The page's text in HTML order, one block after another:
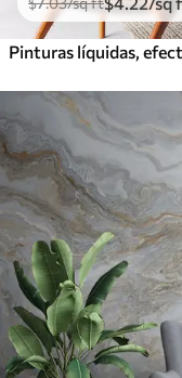
Pinturas líquidas,